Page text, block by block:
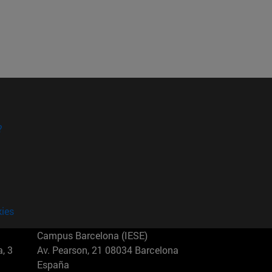
3
Campus Barcelona (IESE)
Av. Pearson, 21 08034 Barcelona
España